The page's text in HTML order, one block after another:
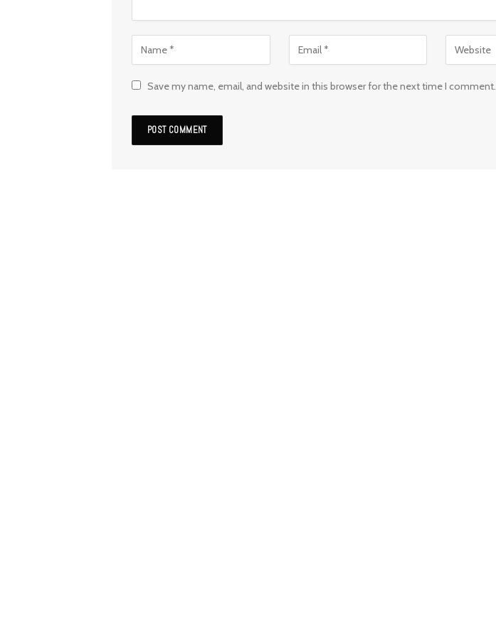
Save my name, email, and website in this browser for the next time I comment.